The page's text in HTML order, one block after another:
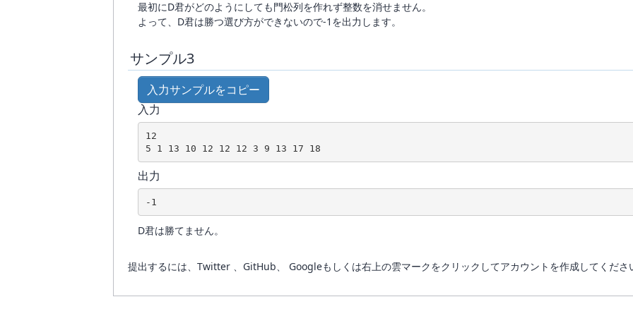
最初にD君がどのようにしても門松列を作れず整数を消せません。
よって、D君は勝つ選び方ができないので-1を出力します。
サンプル3
入力サンプルをコピー
入力
12
5 1 13 10 12 12 12 3 9 13 17 18
出力
-1
D君は勝てません。
提出するには、Twitter 、GitHub、 Googleもしくは右上の雲マークをクリックしてアカウントを作成してくださ